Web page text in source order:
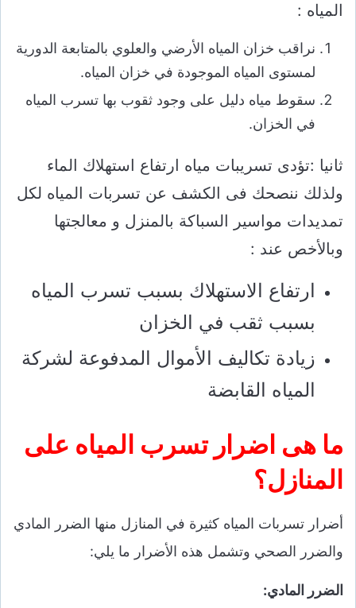
المياه :
نراقب خزان المياه الأرضي والعلوي بالمتابعة الدورية
لمستوى المياه الموجودة في خزان المياه.
سقوط مياه دليل على وجود ثقوب بها تسرب المياه
في الخزان.
ثانيا :تؤدى تسريبات مياه ارتفاع استهلاك الماء
ولذلك ننصحك فى الكشف عن تسربات المياه لكل
تمديدات مواسير السباكة بالمنزل و معالجتها
وبالأخص عند :
ارتفاع الاستهلاك بسبب تسرب المياه
بسبب ثقب في الخزان
زيادة تكاليف الأموال المدفوعة لشركة
المياه القابضة
ما هى اضرار تسرب المياه على
المنازل؟
أضرار تسربات المياه كثيرة في المنازل منها الضرر المادي
والضرر الصحي وتشمل هذه الأضرار ما يلي:
الضرر المادي: